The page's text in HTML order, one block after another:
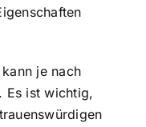
je nach
Es ist wichtig,